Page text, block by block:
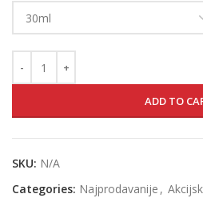
ADD TO
SKU: N/A
Categories: Najprodavanije ,